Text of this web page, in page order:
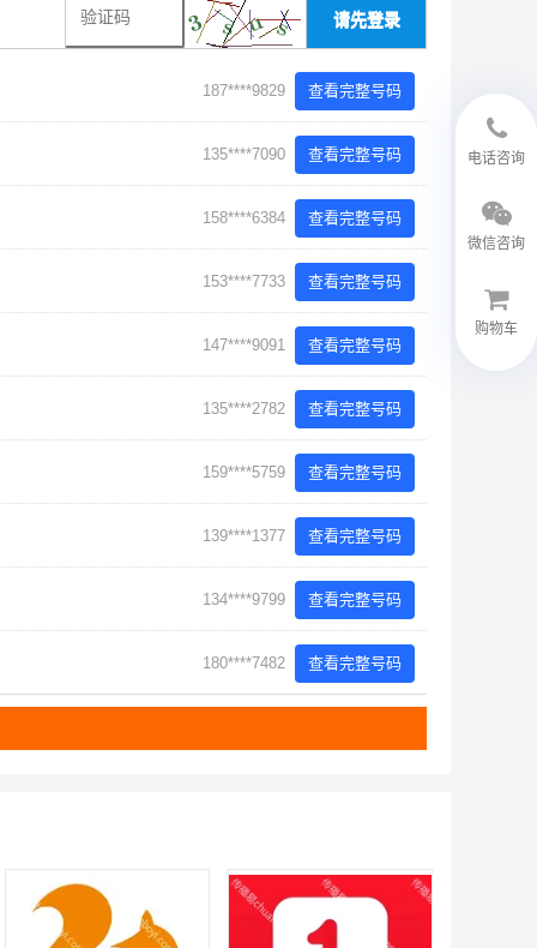
请先登录
187****9829 查看完整号码
135****7090 查看完整号码
158****6384 查看完整号码
153****7733 查看完整号码
147****9091 查看完整号码
135****2782 查看完整号码
159****5759 查看完整号码
139****1377 查看完整号码
134****9799 查看完整号码
180****7482 查看完整号码
电话咨询
18594048543
微信咨询
微信客服
购物车